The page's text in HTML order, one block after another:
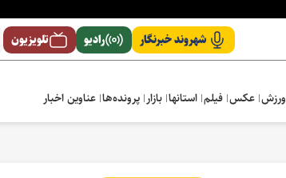
شهروند خبرنگار رادیو تلویزیون
ورزش عکس فیلم استانها بازار پرونده‌ها عناوین اخبار